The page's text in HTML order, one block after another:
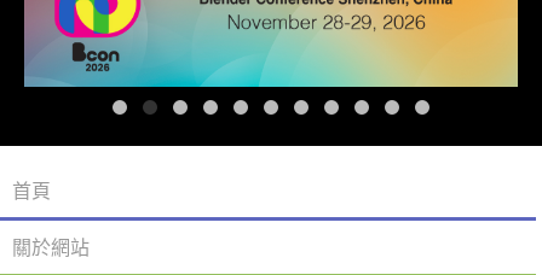
首頁
關於網站